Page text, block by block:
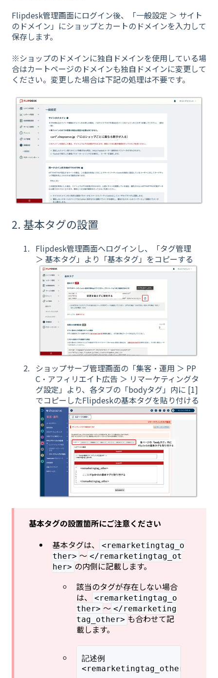
Flipdesk管理画面にログイン後、「一般設定 ＞ サイト
のドメイン」にショップとカートのドメインを入力して
保存します。
※ショップのドメインに独自ドメインを使用している場
合はカートページのドメインも独自ドメインに変更して
ください。変更した場合は下記の処理は不要です。
2. 基本タグの設置
Flipdesk管理画面へログインし、「タグ管理
＞ 基本タグ」より「基本タグ」をコピーする
ショップサーブ管理画面の「集客・運用 ＞ PP
C・アフィリエイト広告 ＞ リマーケティングタ
グ設定」より、各タブの「bodyタグ」内に [1]
でコピーしたFlipdeskの基本タグを貼り付ける
基本タグの設置箇所にご注意ください
基本タグは、
<remarketingtag_o
ther> 〜 </remarketingtag_ot
her> の内側に記載します。
該当のタグが存在しない場合
は、
<remarketingtag_o
ther> 〜 </remarketing
tag_other> も合わせて記
載します。
記述例
<remarketingtag_other>